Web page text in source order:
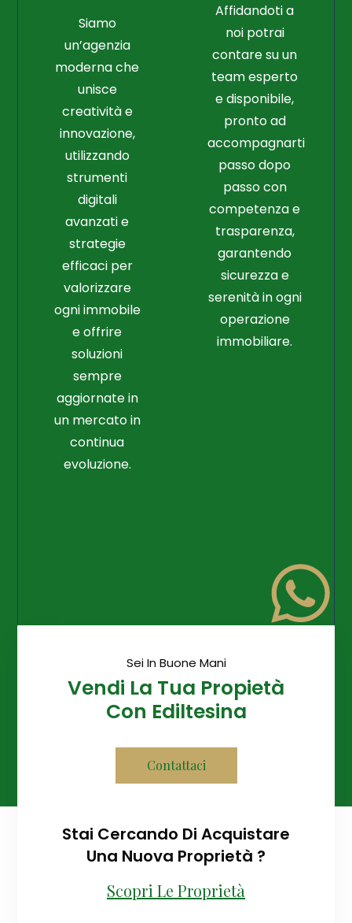
Siamo
un’agenzia
moderna che
unisce
creatività e
innovazione,
utilizzando
strumenti
digitali
avanzati e
strategie
efficaci per
valorizzare
ogni immobile
e offrire
soluzioni
sempre
aggiornate in
un mercato in
continua
evoluzione.
Affidandoti a
noi potrai
contare su un
team esperto
e disponibile,
pronto ad
accompagnarti
passo dopo
passo con
competenza e
trasparenza,
garantendo
sicurezza e
serenità in ogni
operazione
immobiliare.
Sei In Buone Mani
Vendi La Tua Propietà
Con Ediltesina
Contattaci
Stai Cercando Di Acquistare
Una Nuova Proprietà ?
Scopri Le Proprietà